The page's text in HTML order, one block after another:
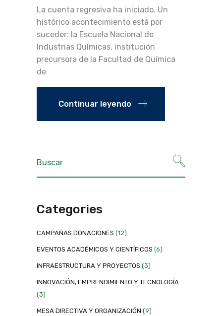
La cuenta regresiva ha iniciado. Un
histórico acontecimiento está por
suceder: la Escuela Nacional de
Industrias Químicas, institución
precursora de la Facultad de Química
de
Continuar leyendo
Categories
CAMPAÑAS DONACIONES (12)
EVENTOS ACADÉMICOS Y CIENTÍFICOS (6)
INFRAESTRUCTURA Y PROYECTOS (3)
INNOVACIÓN, EMPRENDIMIENTO Y TECNOLOGÍA
(3)
MESA DIRECTIVA Y ORGANIZACIÓN (9)